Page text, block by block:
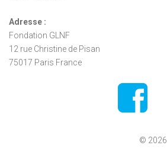
Adresse :
Fondation GLNF
12 rue Christine de Pisan
75017 Paris France
© 2026